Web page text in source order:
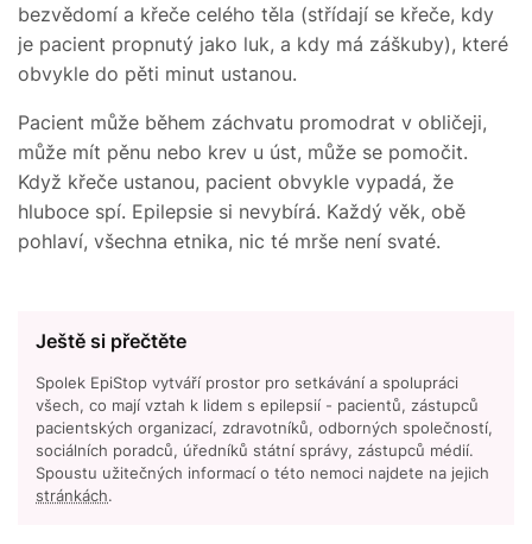
bezvědomí a křeče celého těla (střídají se křeče, kdy
je pacient propnutý jako luk, a kdy má záškuby), které
obvykle do pěti minut ustanou.
Pacient může během záchvatu promodrat v obličeji,
může mít pěnu nebo krev u úst, může se pomočit.
Když křeče ustanou, pacient obvykle vypadá, že
hluboce spí. Epilepsie si nevybírá. Každý věk, obě
pohlaví, všechna etnika, nic té mrše není svaté.
Ještě si přečtěte
Spolek EpiStop vytváří prostor pro setkávání a spolupráci
všech, co mají vztah k lidem s epilepsií - pacientů, zástupců
pacientských organizací, zdravotníků, odborných společností,
sociálních poradců, úředníků státní správy, zástupců médií.
Spoustu užitečných informací o této nemoci najdete na jejich
stránkách.